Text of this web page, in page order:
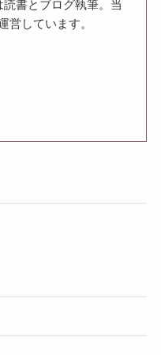
書とブログ執筆。当
営しています。